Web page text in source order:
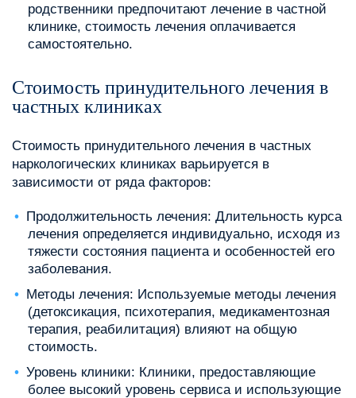
родственники предпочитают лечение в частной
клинике, стоимость лечения оплачивается
самостоятельно.
Стоимость принудительного лечения в
частных клиниках
Стоимость принудительного лечения в частных
наркологических клиниках варьируется в
зависимости от ряда факторов:
Продолжительность лечения: Длительность курса
лечения определяется индивидуально, исходя из
тяжести состояния пациента и особенностей его
заболевания.
Методы лечения: Используемые методы лечения
(детоксикация, психотерапия, медикаментозная
терапия, реабилитация) влияют на общую
стоимость.
Уровень клиники: Клиники, предоставляющие
более высокий уровень сервиса и использующие